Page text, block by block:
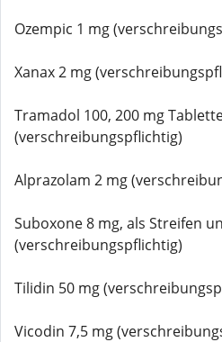
Ozempic 1 mg
Xanax 2 mg
Tramadol 100, 200 mg
(verschreibungspflichtig)
Alprazolam 2 mg
Suboxone 8 mg, als Streifen
(verschreibungspflichtig)
Tilidin 50 mg
Vicodin 7,5 mg